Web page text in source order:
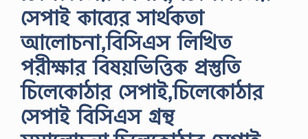
সেপাই কাব্যের সার্থকতা
আলোচনা,বিসিএস লিখিত
পরীক্ষার বিষয়ভিত্তিক প্রস্তুতি
চিলেকোঠার সেপাই,চিলেকোঠার
সেপাই বিসিএস গ্রন্থ